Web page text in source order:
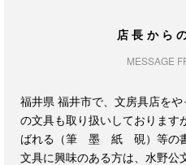
店長から
MESSAGE
福井県 福井市で、文房具店を
の文具も取り扱いしております
ばれる（筆 墨 紙 硯）等の書
文具に興味のある方は、水野公